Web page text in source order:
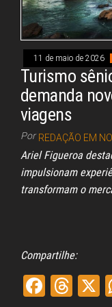
11 de maio de 2026
Turismo
demanda
viagens
Por REDAÇÃO EM
Ariel Figueroa
impulsionam
transformam o
Compartilhe:
Fa Th X